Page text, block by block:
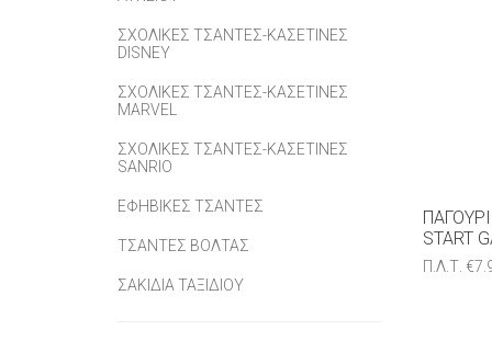
ΣΧΟΛΙΚΈΣ ΤΣΆΝΤΕΣ-ΚΑΣΕΤΊΝΕΣ
DISNEY
ΣΧΟΛΙΚΈΣ ΤΣΆΝΤΕΣ-ΚΑΣΕΤΊΝΕΣ
MARVEL
ΣΧΟΛΙΚΈΣ ΤΣΆΝΤΕΣ-ΚΑΣΕΤΊΝΕΣ
SANRIO
ΕΦΗΒΙΚΈΣ ΤΣΆΝΤΕΣ
ΤΣΆΝΤΕΣ ΒΌΛΤΑΣ
ΣΑΚΊΔΙΑ ΤΑΞΙΔΊΟΥ
START
Π.Λ.Τ. €